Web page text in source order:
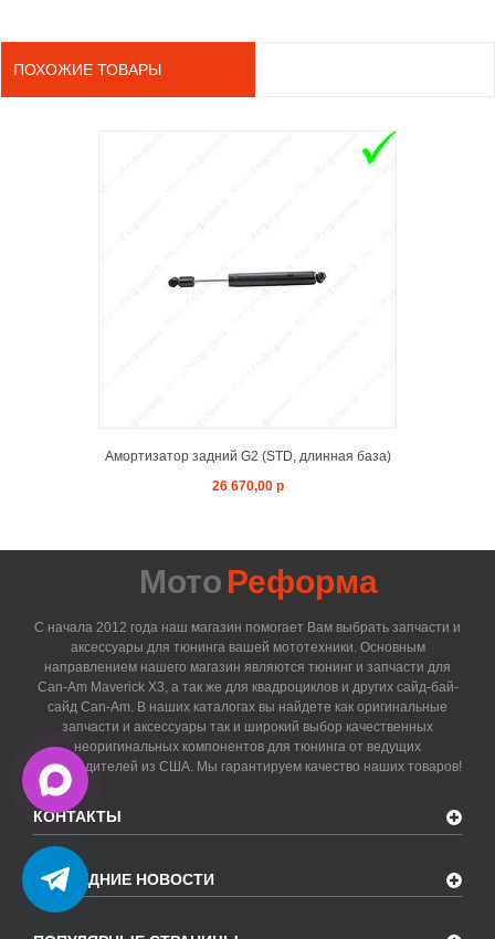
ПОХОЖИЕ ТОВАРЫ
Амортизатор задний G2 (STD, длинная база)
26 670,00 р
Мото Реформа
С начала 2012 года наш магазин помогает Вам выбрать запчасти и
аксессуары для тюнинга вашей мототехники. Основным
направлением нашего магазин являются тюнинг и запчасти для
Can-Am Maverick X3, а так же для квадроциклов и других сайд-бай-
сайд Can-Am. В наших каталогах вы найдете как оригинальные
запчасти и аксессуары так и широкий выбор качественных
неоригинальных компонентов для тюнинга от ведущих
производителей из США. Мы гарантируем качество наших товаров!
КОНТАКТЫ
ПОСЛЕДНИЕ НОВОСТИ